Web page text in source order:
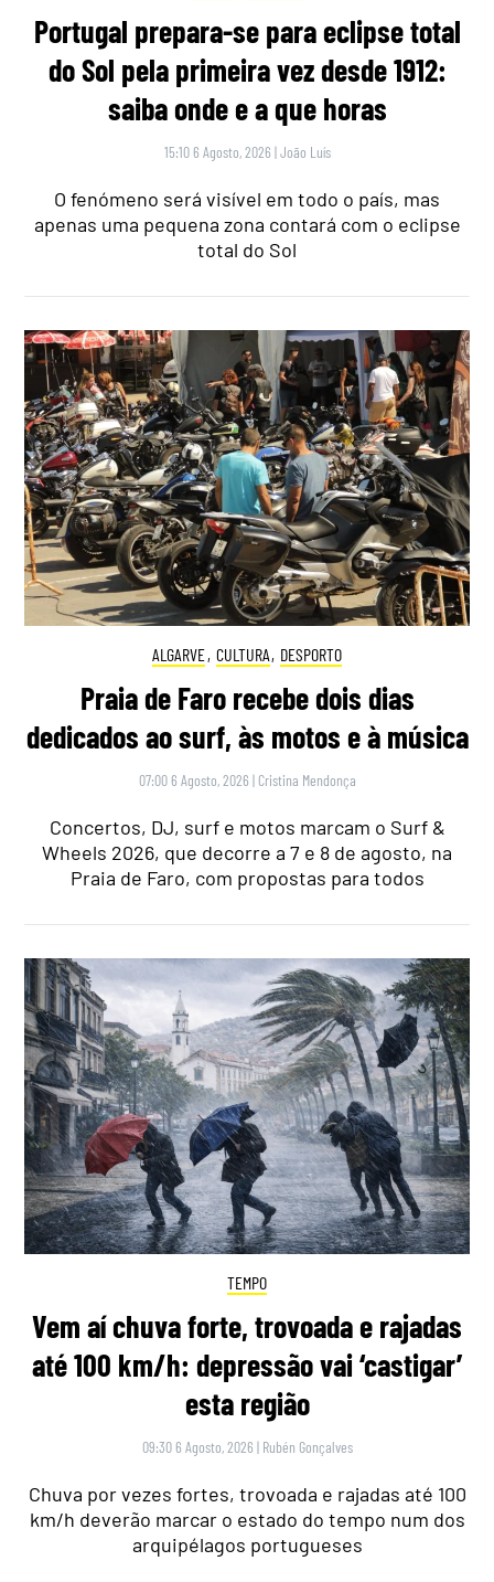
Portugal prepara-se para eclipse total
do Sol pela primeira vez desde 1912:
saiba onde e a que horas
15:10 6 Agosto, 2026 |João Luís
O fenómeno será visível em todo o país, mas
apenas uma pequena zona contará com o eclipse
total do Sol
ALGARVE, CULTURA, DESPORTO
Praia de Faro recebe dois dias
dedicados ao surf, às motos e à música
07:00 6 Agosto, 2026 | Cristina Mendonça
Concertos, DJ, surf e motos marcam o Surf &
Wheels 2026, que decorre a 7 e 8 de agosto, na
Praia de Faro, com propostas para todos
TEMPO
Vem aí chuva forte, trovoada e rajadas
até 100 km/h: depressão vai ‘castigar’
esta região
09:30 6 Agosto, 2026 | Rubén Gonçalves
Chuva por vezes fortes, trovoada e rajadas até 100
km/h deverão marcar o estado do tempo num dos
arquipélagos portugueses